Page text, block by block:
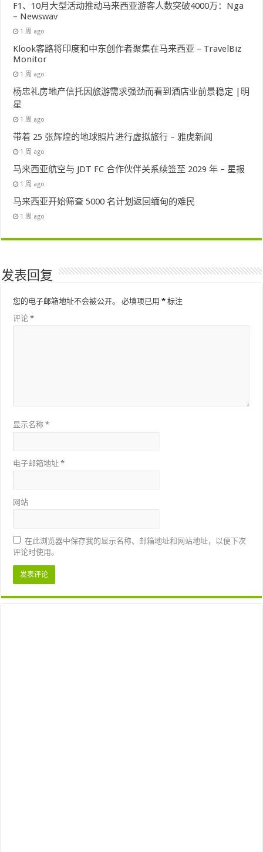
F1、10月大型活动推动马来西亚游客人数突破4000万：Nga
– Newswav
1 周 ago
Klook客路将印度和中东创作者聚集在马来西亚 – TravelBiz
Monitor
1 周 ago
杨忠礼房地产信托因旅游需求强劲而看到酒店业前景稳定 |明
星
1 周 ago
带着 25 张辉煌的地球照片进行虚拟旅行 – 雅虎新闻
1 周 ago
马来西亚航空与 JDT FC 合作伙伴关系续签至 2029 年 – 星报
1 周 ago
马来西亚开始筛查 5000 名计划返回缅甸的难民
1 周 ago
发表回复
您的电子邮箱地址不会被公开。 必填项已用* 标注
评论*
显示名称*
电子邮箱地址*
网站
在此浏览器中保存我的显示名称、邮箱地址和网站地址，以便下次
评论时使用。